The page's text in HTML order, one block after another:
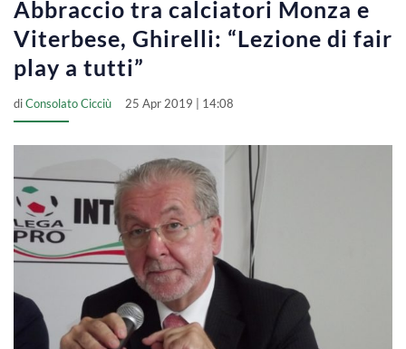
Abbraccio tra calciatori Monza e
Viterbese, Ghirelli: “Lezione di fair
play a tutti”
diConsolato Cicciù 25 Apr 2019 | 14:08